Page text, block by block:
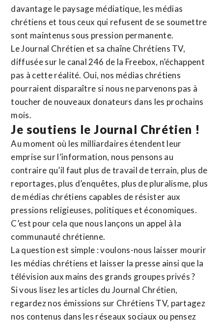
davantage le paysage médiatique, les médias
chrétiens et tous ceux qui refusent de se soumettre
sont maintenus sous pression permanente.
Le Journal Chrétien et sa chaîne Chrétiens TV,
diffusée sur le canal 246 de la Freebox, n’échappent
pas à cette réalité. Oui, nos médias chrétiens
pourraient disparaître si nous ne parvenons pas à
toucher de nouveaux donateurs dans les prochains
mois.
Je soutiens le Journal Chrétien !
Au moment où les milliardaires étendent leur
emprise sur l’information, nous pensons au
contraire qu’il faut plus de travail de terrain, plus de
reportages, plus d’enquêtes, plus de pluralisme, plus
de médias chrétiens capables de résister aux
pressions religieuses, politiques et économiques.
C’est pour cela que nous lançons un appel à la
communauté chrétienne.
La question est simple : voulons-nous laisser mourir
les médias chrétiens et laisser la presse ainsi que la
télévision aux mains des grands groupes privés ?
Si vous lisez les articles du Journal Chrétien,
regardez nos émissions sur Chrétiens TV, partagez
nos contenus dans les réseaux sociaux ou pensez